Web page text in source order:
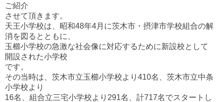
ご紹介
させて頂きます。
天王小学校は、昭和48年4月に茨木市・摂津市学校組合の解
消を図るとともに、
玉櫛小学校の急激な社会像に対応するために新設校として
開設された小学校
です。
その当時は、茨木市立玉櫛小学校より410名、茨木市立中条
小学校より
16名、組合立三宅小学校より291名、計717名でスタートし